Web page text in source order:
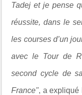
Tadej et je pense
réussite, dans le
les courses d’un
avec le Tour de
second cycle de
France", a expliqué